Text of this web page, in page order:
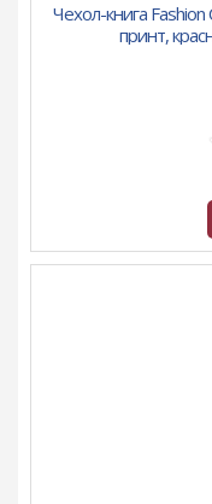
Чехол-книга
принт,